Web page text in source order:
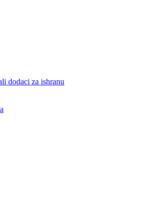
dodaci za ishranu